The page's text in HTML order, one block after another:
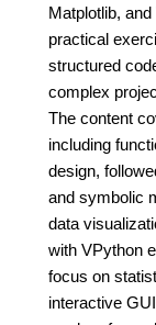
Matplotlib,
practical
structured
complex
The content
including
design,
and symbolic
data
with VPython
focus on
interactive